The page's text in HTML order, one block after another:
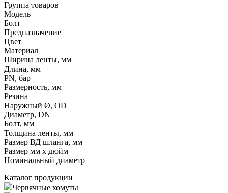
Группа товаров
Модель
Болт
Предназначение
Цвет
Материал
Ширина ленты, мм
Длина, мм
PN, бар
Размерность, мм
Резина
Наружный Ø, OD
Диаметр, DN
Болт, мм
Толщина ленты, мм
Размер ВД шланга, мм
Размер мм x дюйм
Номинальный диаметр
Каталог продукции
Червячные хомуты